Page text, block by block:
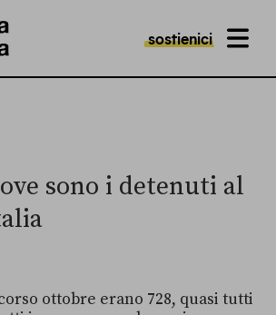
sostienici MENU
sono i detenuti al
ottobre erano 728, quasi tutti